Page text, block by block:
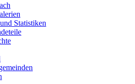
Statistiken